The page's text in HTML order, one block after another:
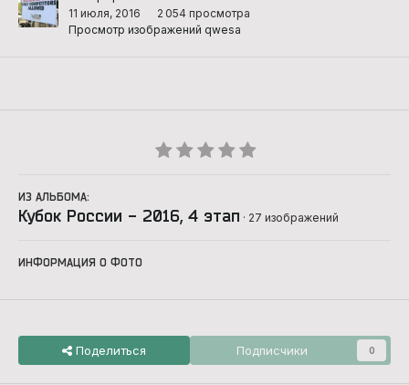
11 июля, 2016
2 054 просмотра
Просмотр изображений qwesa
ИЗ АЛЬБОМА:
Кубок России - 2016, 4 этап · 27 изображений
ИНФОРМАЦИЯ О ФОТО
Поделиться Подписчики 0